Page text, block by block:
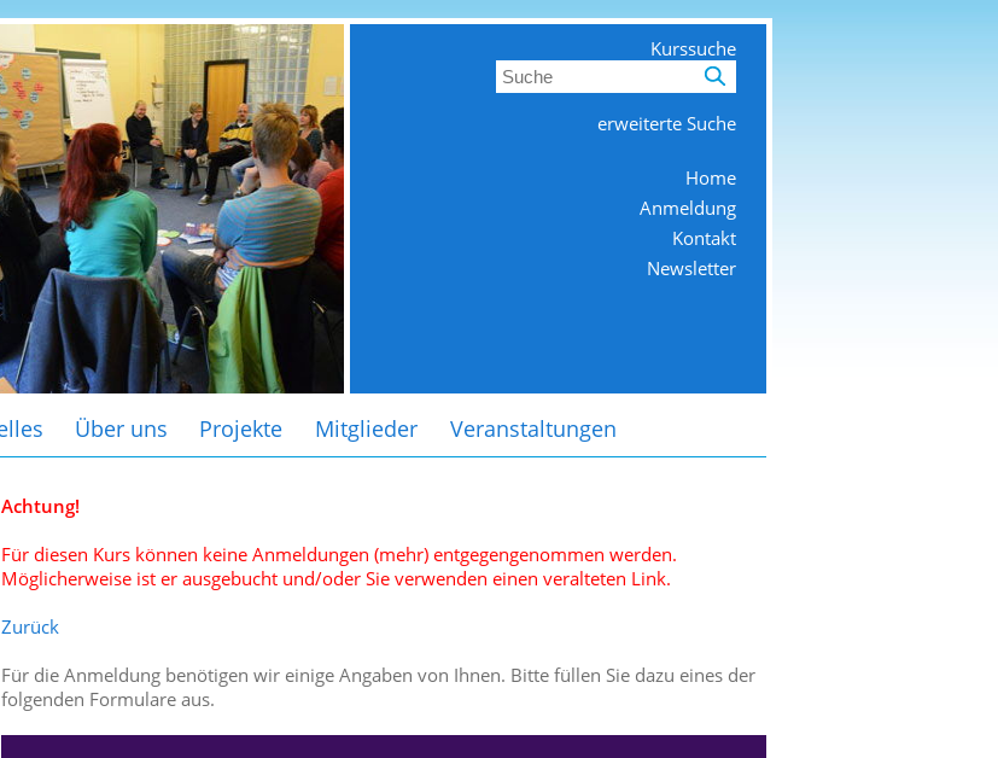
Kurssuche
erweiterte Suche
Home
Anmeldung
Kontakt
Newsletter
Über uns Projekte Mitglieder Veranstaltungen
Achtung!
Für diesen Kurs können keine Anmeldungen (mehr) entgegengenommen werden.
Möglicherweise ist er ausgebucht und/oder Sie verwenden einen veralteten Link.
Zurück
Für die Anmeldung benötigen wir einige Angaben von Ihnen. Bitte füllen Sie dazu eines der
folgenden Formulare aus.